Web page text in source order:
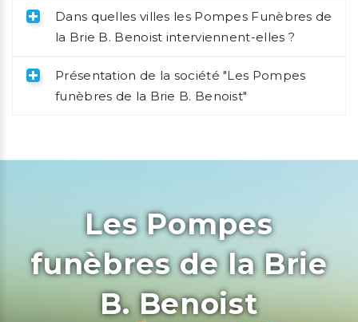
Dans quelles villes les Pompes Funèbres de
la Brie B. Benoist interviennent-elles ?
Présentation de la société "Les Pompes
funèbres de la Brie B. Benoist"
Les Pompes
funèbres de la Brie
B. Benoist